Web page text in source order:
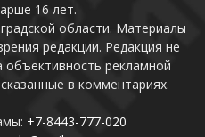
16 лет.
области. Материалы
редакции. Редакция не
объективность рекламной
в комментариях.
+7-8443-777-020